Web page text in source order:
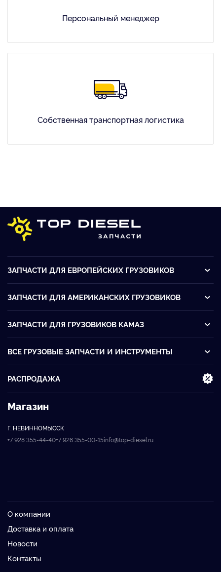
Персональный менеджер
Собственная транспортная логистика
ЗАПЧАСТИ ДЛЯ ЕВРОПЕЙСКИХ ГРУЗОВИКОВ
ЗАПЧАСТИ ДЛЯ АМЕРИКАНСКИХ ГРУЗОВИКОВ
ЗАПЧАСТИ ДЛЯ ГРУЗОВИКОВ KАМАЗ
ВСЕ ГРУЗОВЫЕ ЗАПЧАСТИ И ИНСТРУМЕНТЫ
РАСПРОДАЖА
Магазин
Г. НЕВИННОМЫССК
+7 928 355-44-40+7 928 355-00-15info@top-diesel.ru
О компании
Доставка и оплата
Новости
Контакты